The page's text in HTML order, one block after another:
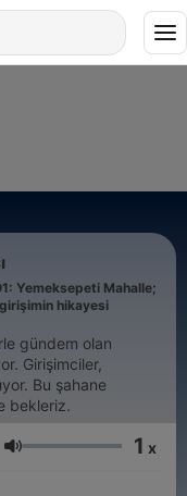
Yemeksepeti Mahalle;
girişimin hikayesi
gündem olan
Girişimciler,
Bu şahane
bekleriz.
Ses 1 x